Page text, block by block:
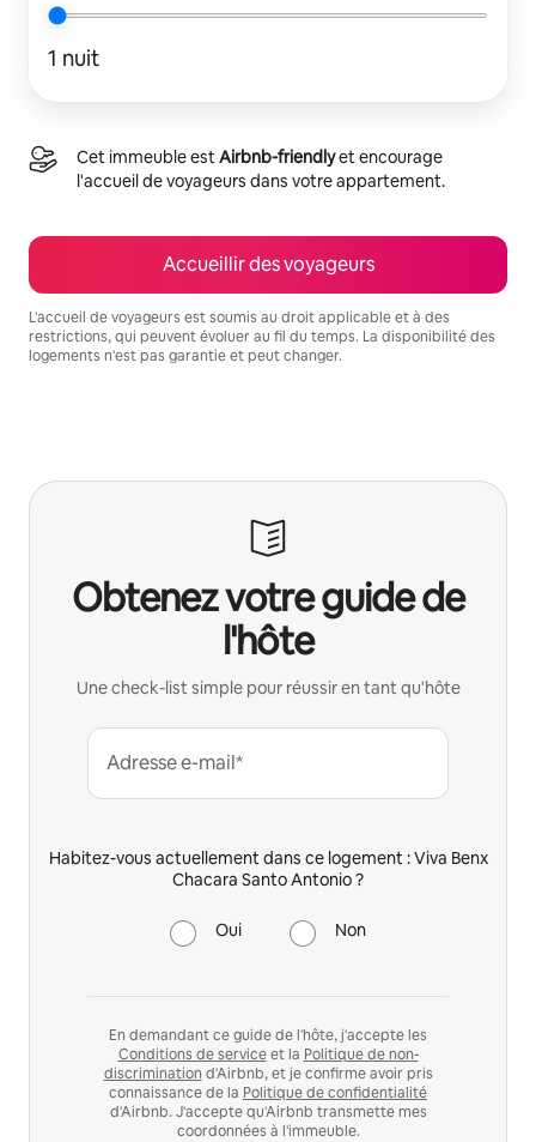
1 nuit
Cet immeuble estAirbnb-friendlyet encourage
l'accueil de voyageurs dans votre appartement.
Accueillir des voyageurs
L'accueil de voyageurs est soumis au droit applicable et à des
restrictions, qui peuvent évoluer au fil du temps. La disponibilité des
logements n'est pas garantie et peut changer.
Obtenez votre guide de
l'hôte
Une check-list simple pour réussir en tant qu'hôte
Adresse e-mail*
Habitez-vous actuellement dans ce logement : Viva Benx
Chacara Santo Antonio ?
Oui Non
En demandant ce guide de l'hôte, j'accepte les
Conditions de serviceet la Politique de non-
discrimination d'Airbnb, et je confirme avoir pris
connaissance de la Politique de confidentialité
d'Airbnb. J'accepte qu'Airbnb transmette mes
coordonnées à l'immeuble.